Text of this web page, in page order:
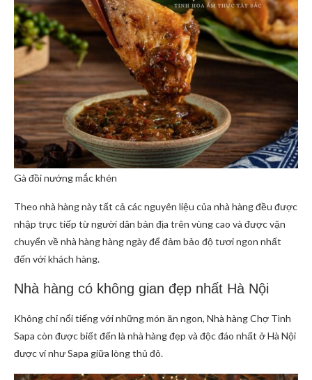
Gà đồi nướng mắc khén
Theo nhà hàng này tất cả các nguyên liệu của nhà hàng đều được
nhập trực tiếp từ người dân bản địa trên vùng cao và được vận
chuyển về nhà hàng hàng ngày để đảm bảo độ tươi ngon nhất
đến với khách hàng.
Nhà hàng có không gian đẹp nhất Hà Nội
Không chỉ nổi tiếng với những món ăn ngon, Nhà hàng Chợ Tình
Sapa còn được biết đến là nhà hàng đẹp và độc đáo nhất ở Hà Nội
được ví như Sapa giữa lòng thủ đô.